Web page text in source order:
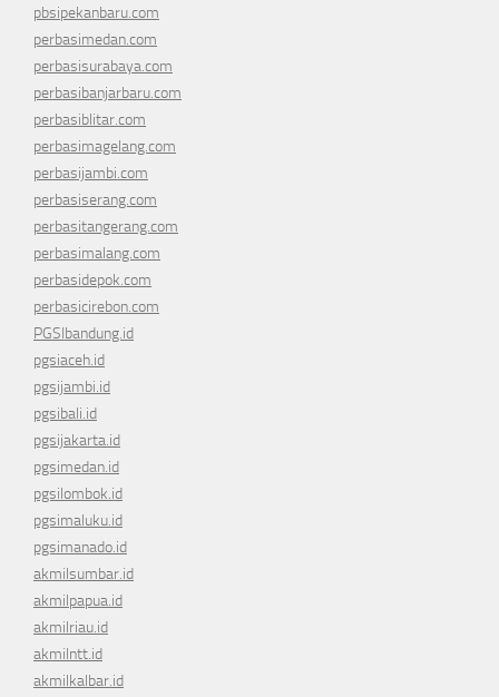
pbsipekanbaru.com
perbasimedan.com
perbasisurabaya.com
perbasibanjarbaru.com
perbasiblitar.com
perbasimagelang.com
perbasijambi.com
perbasiserang.com
perbasitangerang.com
perbasimalang.com
perbasidepok.com
perbasicirebon.com
PGSIbandung.id
pgsiaceh.id
pgsijambi.id
pgsibali.id
pgsijakarta.id
pgsimedan.id
pgsilombok.id
pgsimaluku.id
pgsimanado.id
akmilsumbar.id
akmilpapua.id
akmilriau.id
akmilntt.id
akmilkalbar.id